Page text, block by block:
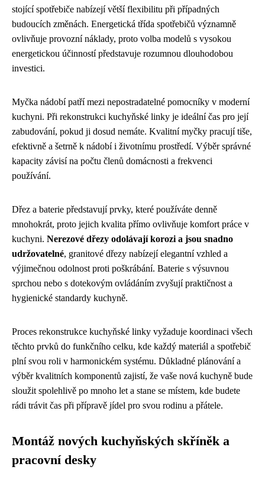
stojící spotřebiče nabízejí větší flexibilitu při případných
budoucích změnách. Energetická třída spotřebičů významně
ovlivňuje provozní náklady, proto volba modelů s vysokou
energetickou účinností představuje rozumnou dlouhodobou
investici.
Myčka nádobí patří mezi nepostradatelné pomocníky v moderní
kuchyni. Při rekonstrukci kuchyňské linky je ideální čas pro její
zabudování, pokud ji dosud nemáte. Kvalitní myčky pracují tiše,
efektivně a šetrně k nádobí i životnímu prostředí. Výběr správné
kapacity závisí na počtu členů domácnosti a frekvenci
používání.
Dřez a baterie představují prvky, které používáte denně
mnohokrát, proto jejich kvalita přímo ovlivňuje komfort práce v
kuchyni. Nerezové dřezy odolávají korozi a jsou snadno
udržovatelné, granitové dřezy nabízejí elegantní vzhled a
výjimečnou odolnost proti poškrábání. Baterie s výsuvnou
sprchou nebo s dotekovým ovládáním zvyšují praktičnost a
hygienické standardy kuchyně.
Proces rekonstrukce kuchyňské linky vyžaduje koordinaci všech
těchto prvků do funkčního celku, kde každý materiál a spotřebič
plní svou roli v harmonickém systému. Důkladné plánování a
výběr kvalitních komponentů zajistí, že vaše nová kuchyně bude
sloužit spolehlivě po mnoho let a stane se místem, kde budete
rádi trávit čas při přípravě jídel pro svou rodinu a přátele.
Montáž nových kuchyňských skříněk a
pracovní desky